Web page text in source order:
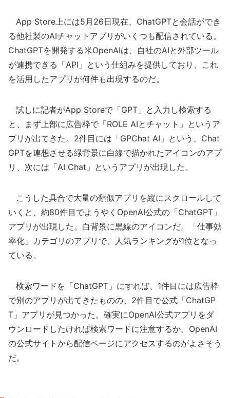
App Store上には5月26日現在、ChatGPTと会話ができ
る他社製のAIチャットアプリがいくつも配信されている。
ChatGPTを開発する米OpenAIは、自社のAIと外部ツール
が連携できる「API」という仕組みを提供しており、これ
を活用したアプリが何件も出現するのだ。
試しに記者がApp Storeで「GPT」と入力し検索する
と、まず上部に広告枠で「ROLE AIとチャット」というア
プリが出てきた。2件目には「GPChat AI」という、Chat
GPTを連想させる緑背景に白線で描かれたアイコンのアプ
リ、次には「AI Chat」というアプリが出現した。
こうした具合で大量の類似アプリを縦にスクロールして
いくと、約80件目でようやくOpenAI公式の「ChatGPT」
アプリが出現した。白背景に黒線のアイコンだ。「仕事効
率化」カテゴリのアプリで、人気ランキングが1位となっ
ている。
検索ワードを「ChatGPT」にすれば、1件目には広告枠
で別のアプリが出てきたものの、2件目で公式「ChatGP
T」アプリが見つかった。確実にOpenAI公式アプリをダ
ウンロードしたければ検索ワードに注意するか、OpenAI
の公式サイトから配信ページにアクセスするのがよさそう
だ。